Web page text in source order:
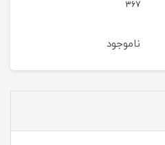
ناموجود